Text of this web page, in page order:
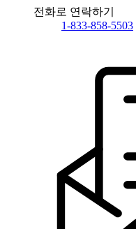
전화로 연락하기
1-833-858-5503